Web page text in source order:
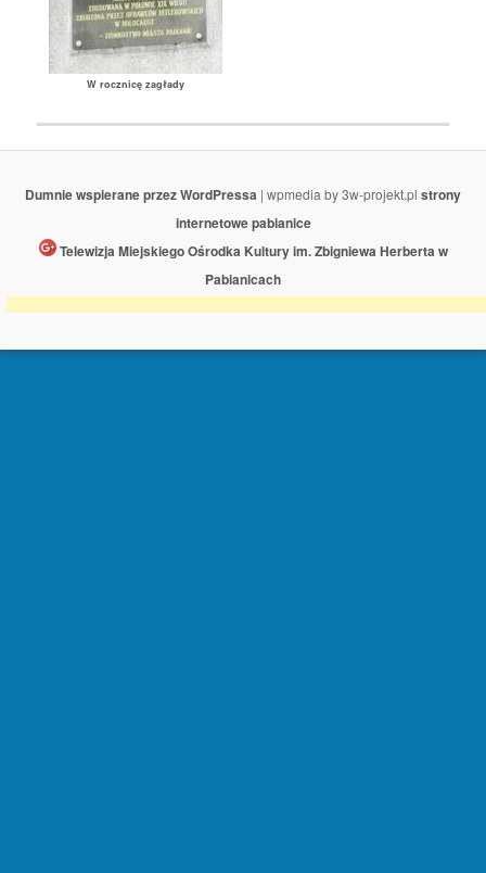
W rocznicę zagłady
Dumnie wspierane przez WordPressa | wpmedia by 3w-projekt.pl strony
internetowe pabianice
Telewizja Miejskiego Ośrodka Kultury im. Zbigniewa Herberta w
Pabianicach